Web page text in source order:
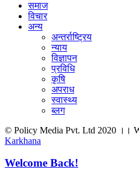
समाज
विचार
अन्य
अन्तर्राष्ट्रिय
न्याय
विज्ञापन
प्रविधि
कृषि
अपराध
स्वास्थ्य
ब्लग
© Policy Media Pvt. Ltd 2020 ।।
Karkhana
Welcome Back!